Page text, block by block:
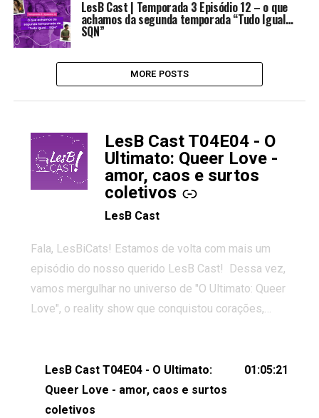
LesB Cast | Temporada 3 Episódio 12 – o que
achamos da segunda temporada “Tudo Igual…
SQN”
MORE POSTS
LesB Cast T04E04 - O
Ultimato: Queer Love -
amor, caos e surtos
coletivos
-
LesB Cast
Fala, LesBiCats! Estamos de volta com mais um
episódio do nosso querido LesB Cast! Dessa vez,
vamos mergulhar no universo de "O Ultimato: Queer
Love", o reality show que conquistou corações,
os melhores momentos, as maiores confusões e,
claro, tudo o que esse reality nos fez pensar (e rir)
sobre amor sáfico!Você também pode participar
LesB Cast T04E04 - O Ultimato:
Queer Love - amor, caos e surtos
coletivos
01:05:21